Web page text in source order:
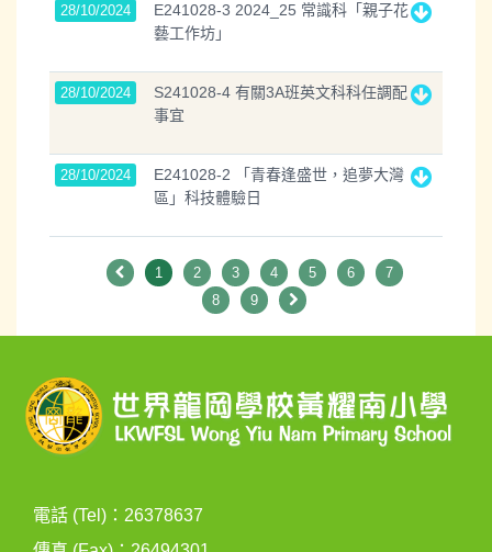
28/10/2024
E241028-3 2024_25 常識科「親子花
藝工作坊」
28/10/2024
S241028-4 有關3A班英文科科任調配
事宜
28/10/2024
E241028-2 「青春逢盛世，追夢大灣
區」科技體驗日
1 2 3 4 5 6
7
8
9
電話 (Tel)：26378637